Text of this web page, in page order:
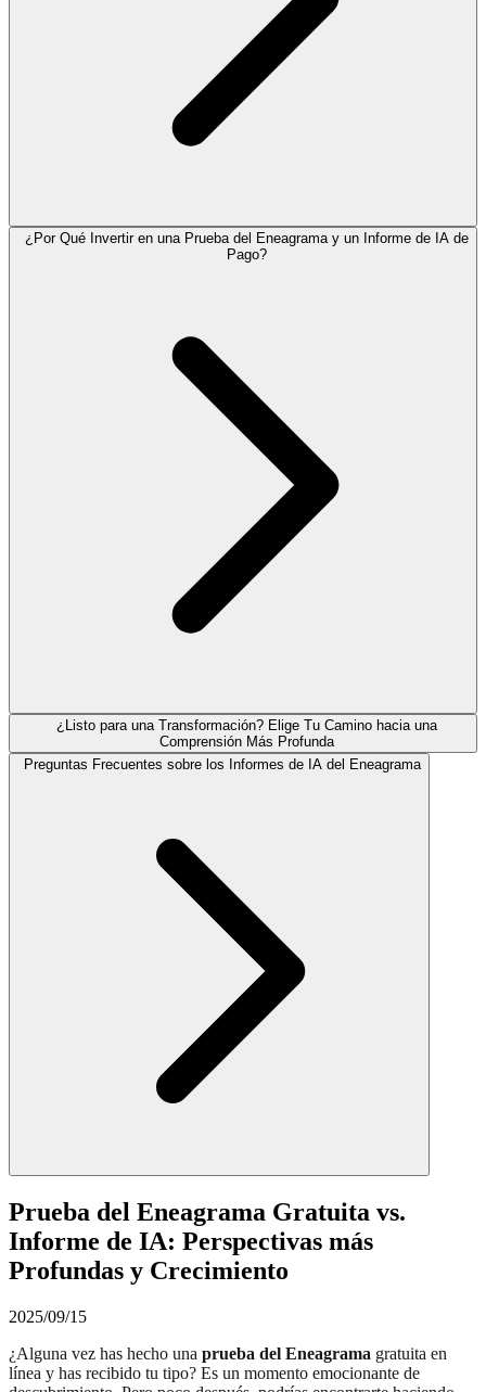
¿Por Qué Invertir en una Prueba del Eneagrama y un Informe de IA de
Pago?
¿Listo para una Transformación? Elige Tu Camino hacia una
Comprensión Más Profunda
Preguntas Frecuentes sobre los Informes de IA del Eneagrama
Prueba del Eneagrama Gratuita vs.
Informe de IA: Perspectivas más
Profundas y Crecimiento
2025/09/15
¿Alguna vez has hecho una prueba del Eneagrama gratuita en
línea y has recibido tu tipo? Es un momento emocionante de